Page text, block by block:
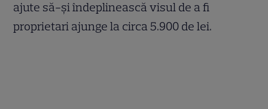
ajute să-și îndeplinească visul de a fi
proprietari ajunge la circa 5.900 de lei.